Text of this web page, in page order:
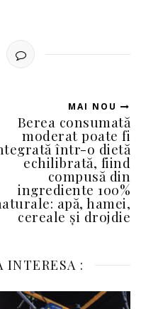
MAI NOU
Berea consumată
moderat poate fi
într-o dietă
echilibrată, fiind
compusă din
ingrediente 100%
apă, hamei,
cereale și drojdie
INTERESA :